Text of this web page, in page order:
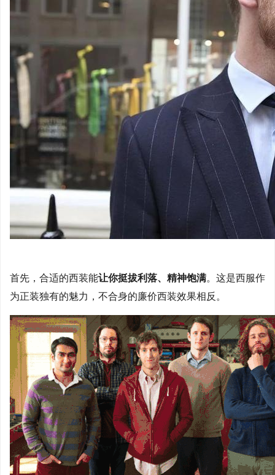
首先，合适的西装能让你挺拔利落、精神饱满。这是西服作
为正装独有的魅力，不合身的廉价西装效果相反。